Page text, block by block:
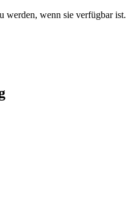
werden, wenn sie verfügbar ist.